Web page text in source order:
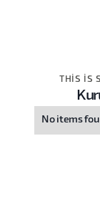
THIS IS
No items